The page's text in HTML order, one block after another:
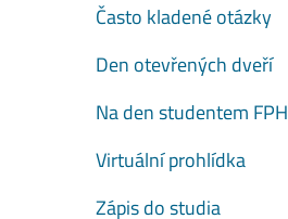
Často kladené otázky
Den otevřených dveří
Na den studentem FPH
Virtuální prohlídka
Zápis do studia